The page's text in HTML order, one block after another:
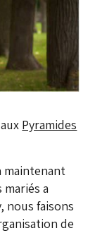
Pyramides
maintenant
a
nous faisons
de